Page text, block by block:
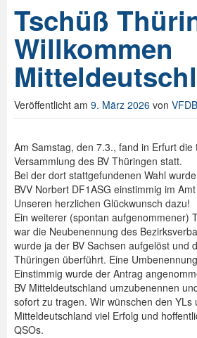
Tschüß
Willkommen
Veröffentlicht am 9. März 2026 von
Am Samstag, den 7.3., fand in Erfurt
Versammlung des BV Thüringen statt.
Bei der dort stattgefundenen Wahl
BVV Norbert DF1ASG einstimmig im
Unseren herzlichen Glückwunsch dazu!
Ein weiterer (spontan aufgenommener)
war die Neubenennung des
wurde ja der BV Sachsen aufgelöst und
Thüringen überführt. Eine
Einstimmig wurde der Antrag
BV Mitteldeutschland umzubenennen
sofort zu tragen. Wir wünschen den YLs
Mitteldeutschland viel Erfolg und
QSOs.